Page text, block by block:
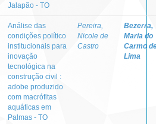
Jalapão - TO
Análise das
condições político
institucionais para
inovação
tecnológica na
construção civil :
adobe produzido
com macrófitas
aquáticas em
Palmas - TO
Pereira,
Nicole de
Castro
Bezerra,
Maria do
Carmo
Lima